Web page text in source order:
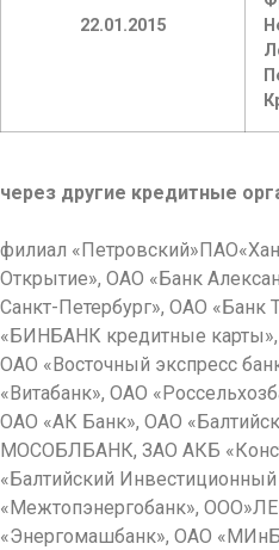
22.01.2015
через другие кредитные
филиал
Открытие», ОАО «Банк
Санкт-Петербург», ОАО «Банк
«БИНБАНК кредитные
ОАО «Восточный экспресс
«Витабанк», ОАО
ОАО «АК Банк», ОАО
МОСОБЛБАНК, ЗАО АКБ
«Балтийский
«Межтопэнергобанк»,
«Энергомашбанк», ОАО